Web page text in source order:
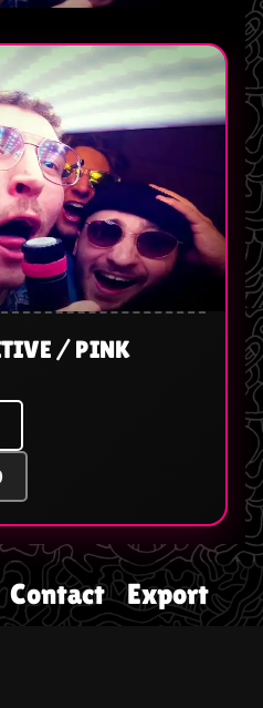
/ PINK
Contact Export